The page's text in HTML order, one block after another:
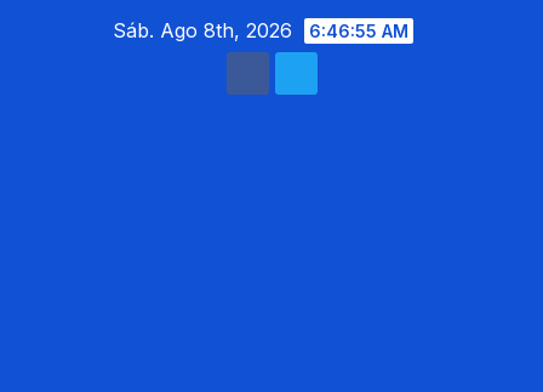
Sáb. Ago 8th, 2026 6:46:56 AM